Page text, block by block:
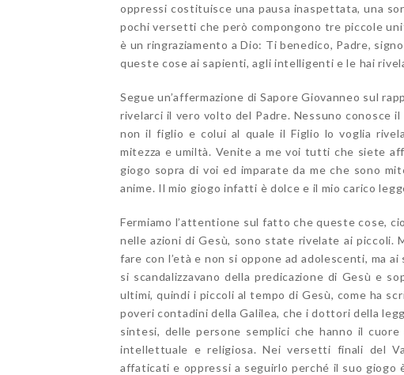
oppressi costituisce una pausa inaspettata, una
pochi versetti che però compongono tre piccole
è un ringraziamento a Dio: Ti benedico, Padre,
queste cose ai sapienti, agli intelligenti e le hai
Segue un’affermazione di Sapore Giovanneo sul
rivelarci il vero volto del Padre. Nessuno conosce
non il figlio e colui al quale il Figlio lo voglia
mitezza e umiltà. Venite a me voi tutti che siete
giogo sopra di voi ed imparate da me che sono
anime. Il mio giogo infatti è dolce e il mio carico
Fermiamo l’attentione sul fatto che queste cose,
nelle azioni di Gesù, sono state rivelate ai piccoli.
fare con l’età e non si oppone ad adolescenti, ma
si scandalizzavano della predicazione di Gesù e
ultimi, quindi i piccoli al tempo di Gesù, come ha
poveri contadini della Galilea, che i dottori della
sintesi, delle persone semplici che hanno il
intellettuale e religiosa. Nei versetti finali del
affaticati e oppressi a seguirlo perché il suo